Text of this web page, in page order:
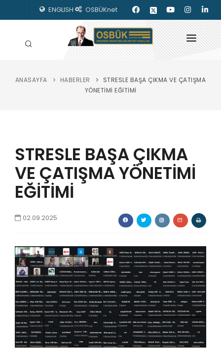
ENGLISH OSBÜKnet
HAKKIMIZDA
KILAVUZLAR
YAYINLARIMIZ
ENERJİ İZLEME
İLETİŞİM
ANASAYFA HABERLER
STRESLE BAŞA ÇIKMA VE ÇATIŞMA
YÖNETİMİ EĞİTİMİ
STRESLE BAŞA ÇIKMA
VE ÇATIŞMA YÖNETİMİ
EĞİTİMİ
02.09.2025